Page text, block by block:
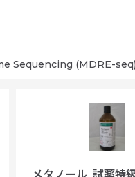
(MDRE-seq)
メタノール_試薬特